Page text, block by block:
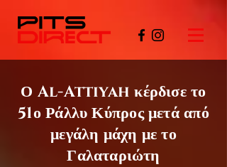
Ο Al-Attiyahκέρδισε το
51οΡάλλυ Κύπρος μετά από
μεγάλη μάχη με το
Γαλαταριώτη